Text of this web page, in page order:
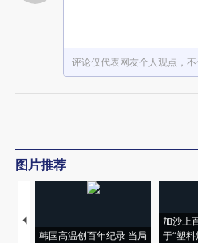
评论仅代表网友个人观点，
图片推荐
韩国高温创百年纪录 当局
加沙上
于“塑